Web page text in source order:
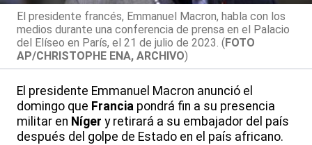
El presidente francés, Emmanuel Macron, habla con los
medios durante una conferencia de prensa en el Palacio
del Elíseo en París, el 21 de julio de 2023. (FOTO
AP/CHRISTOPHE ENA, ARCHIVO)
El presidente Emmanuel Macron anunció el
domingo que Francia pondrá fin a su presencia
militar en Níger y retirará a su embajador del país
después del golpe de Estado en el país africano.